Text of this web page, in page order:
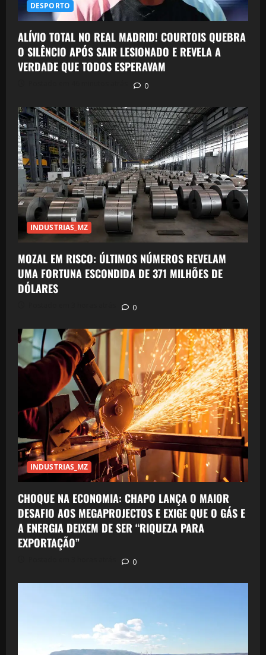
DESPORTO
ALÍVIO TOTAL NO REAL MADRID! COURTOIS QUEBRA
O SILÊNCIO APÓS SAIR LESIONADO E REVELA A
VERDADE QUE TODOS ESPERAVAM
0
INDUSTRIAS_MZ
MOZAL EM RISCO: ÚLTIMOS NÚMEROS REVELAM
UMA FORTUNA ESCONDIDA DE 371 MILHÕES DE
DÓLARES
0
INDUSTRIAS_MZ
CHOQUE NA ECONOMIA: CHAPO LANÇA O MAIOR
DESAFIO AOS MEGAPROJECTOS E EXIGE QUE O GÁS E
A ENERGIA DEIXEM DE SER “RIQUEZA PARA
EXPORTAÇÃO”
0